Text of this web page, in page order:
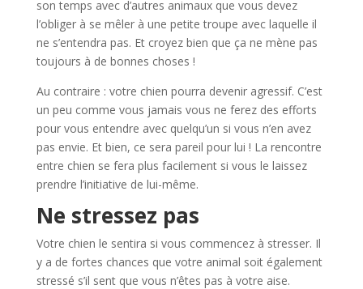
son temps avec d’autres animaux que vous devez
l’obliger à se mêler à une petite troupe avec laquelle il
ne s’entendra pas. Et croyez bien que ça ne mène pas
toujours à de bonnes choses !
Au contraire : votre chien pourra devenir agressif. C’est
un peu comme vous jamais vous ne ferez des efforts
pour vous entendre avec quelqu’un si vous n’en avez
pas envie. Et bien, ce sera pareil pour lui ! La rencontre
entre chien se fera plus facilement si vous le laissez
prendre l’initiative de lui-même.
Ne stressez pas
Votre chien le sentira si vous commencez à stresser. Il
y a de fortes chances que votre animal soit également
stressé s’il sent que vous n’êtes pas à votre aise.